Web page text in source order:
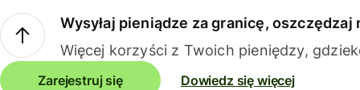
Wysyłaj pieniądze za granicę, oszczędzaj
Więcej korzyści z Twoich pieniędzy,
Zarejestruj się Dowiedz się więcej